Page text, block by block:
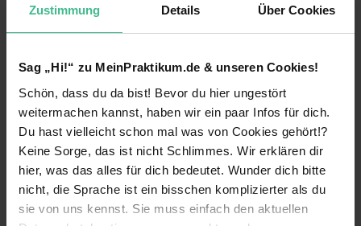
Zustimmung Details Über Cookies
Sag „Hi!“ zu MeinPraktikum.de & unseren Cookies!
Schön, dass du da bist! Bevor du hier ungestört
weitermachen kannst, haben wir ein paar Infos für dich.
Du hast vielleicht schon mal was von Cookies gehört!?
Keine Sorge, das ist nicht Schlimmes. Wir erklären dir
hier, was das alles für dich bedeutet. Wunder dich bitte
nicht, die Sprache ist ein bisschen komplizierter als du
sie von uns kennst. Sie muss einfach den aktuellen
Wusstest du schon?
Kaffee kochen wirst Du nur für dich selbst –
Deine Entwicklung steht im Vordergrund!
Benefits